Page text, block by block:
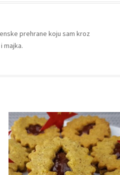
prehrane koju sam kroz
majka.